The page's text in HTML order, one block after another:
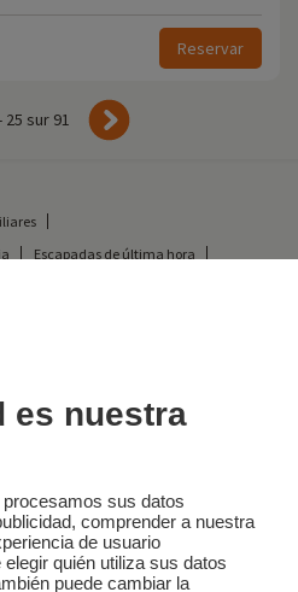
Reservar
25 sur 91
Escapadas de última hora
y política de privacidad
Socios FAQ Blog Mapa del sitio
es nuestra
sus datos
comprender a nuestra
de usuario
quién utiliza sus datos
puede cambiar la